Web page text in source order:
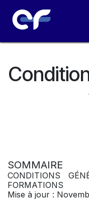
SOMMAIRE
CONDITIONS
FORMATIONS
Mise à jour :